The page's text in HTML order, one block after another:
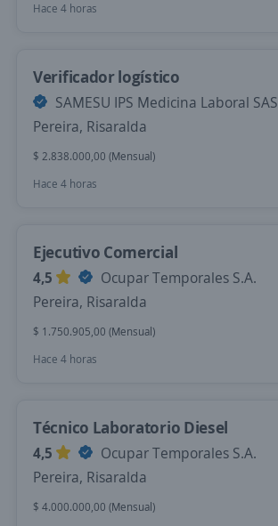
Hace 4 horas
Verificador logístico
SAMESU IPS Medicina Laboral SAS
Pereira, Risaralda
$ 2.838.000,00 (Mensual)
Hace 4 horas
Ejecutivo Comercial
4,5
Ocupar Temporales S.A.
Pereira, Risaralda
$ 1.750.905,00 (Mensual)
Hace 4 horas
Técnico Laboratorio Diesel
4,5
Ocupar Temporales S.A.
Pereira, Risaralda
$ 4.000.000,00 (Mensual)